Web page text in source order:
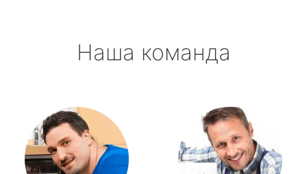
Наша команда